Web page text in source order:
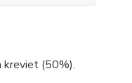
kreviet (50%).